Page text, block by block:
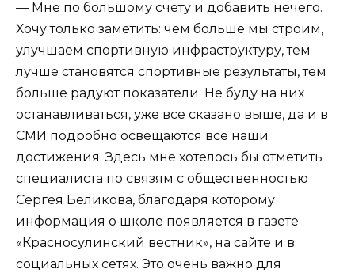
— Мне по большому счету и добавить нечего.
Хочу только заметить: чем больше мы строим,
улучшаем спортивную инфраструктуру, тем
лучше становятся спортивные результаты, тем
больше радуют показатели. Не буду на них
останавливаться, уже все сказано выше, да и в
СМИ подробно освещаются все наши
достижения. Здесь мне хотелось бы отметить
специалиста по связям с общественностью
Сергея Беликова, благодаря которому
информация о школе появляется в газете
«Красносулинский вестник», на сайте и в
социальных сетях. Это очень важно для